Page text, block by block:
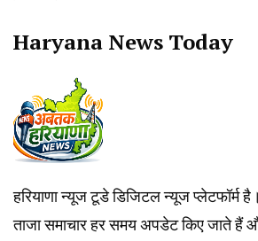
Haryana News Today
हरियाणा न्यूज टूडे डिजिटल न्यूज प्लेटफॉर्म
ताजा समाचार हर समय अपडेट किए जाते हैं